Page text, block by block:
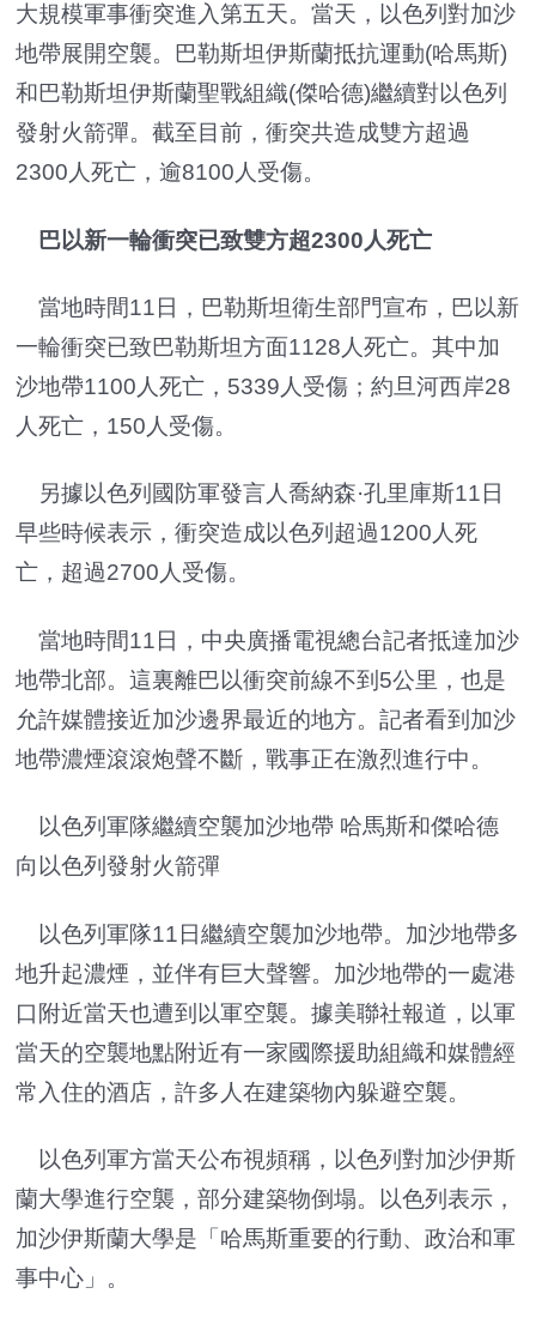
大規模軍事衝突進入第五天。當天，以色列對加沙
地帶展開空襲。巴勒斯坦伊斯蘭抵抗運動(哈馬斯)
和巴勒斯坦伊斯蘭聖戰組織(傑哈德)繼續對以色列
發射火箭彈。截至目前，衝突共造成雙方超過
2300人死亡，逾8100人受傷。
巴以新一輪衝突已致雙方超2300人死亡
當地時間11日，巴勒斯坦衛生部門宣布，巴以新
一輪衝突已致巴勒斯坦方面1128人死亡。其中加
沙地帶1100人死亡，5339人受傷；約旦河西岸28
人死亡，150人受傷。
另據以色列國防軍發言人喬納森·孔里庫斯11日
早些時候表示，衝突造成以色列超過1200人死
亡，超過2700人受傷。
當地時間11日，中央廣播電視總台記者抵達加沙
地帶北部。這裏離巴以衝突前線不到5公里，也是
允許媒體接近加沙邊界最近的地方。記者看到加沙
地帶濃煙滾滾炮聲不斷，戰事正在激烈進行中。
以色列軍隊繼續空襲加沙地帶 哈馬斯和傑哈德
向以色列發射火箭彈
以色列軍隊11日繼續空襲加沙地帶。加沙地帶多
地升起濃煙，並伴有巨大聲響。加沙地帶的一處港
口附近當天也遭到以軍空襲。據美聯社報道，以軍
當天的空襲地點附近有一家國際援助組織和媒體經
常入住的酒店，許多人在建築物內躲避空襲。
以色列軍方當天公布視頻稱，以色列對加沙伊斯
蘭大學進行空襲，部分建築物倒塌。以色列表示，
加沙伊斯蘭大學是「哈馬斯重要的行動、政治和軍
事中心」。